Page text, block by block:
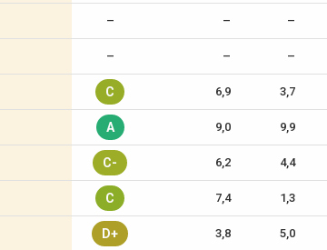
– – –
– – –
C 6,9 3,7
A 9,0 9,9
C- 6,2 4,4
C 7,4 1,3
D+ 3,8 5,0